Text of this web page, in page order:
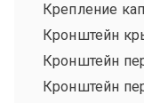
Крепление
Кронштейн
Кронштейн
Кронштейн